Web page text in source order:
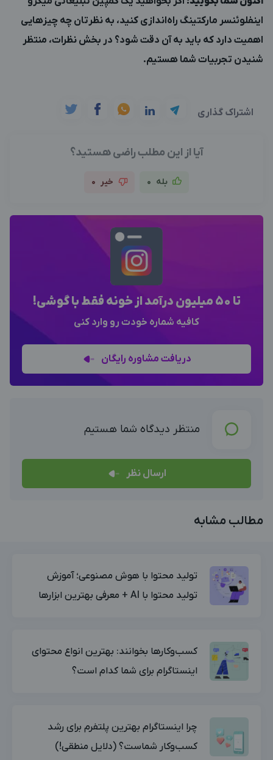
اینفلوئنسر مارکتینگ راه‌اندازی کنید، به نظرتان چه چیزهایی
اهمیت دارد که باید به آن دقت شود؟ در بخش نظرات، منتظر
شنیدن تجربیات شما هستیم.
اشتراک گذاری
آیا از این مطلب راضی هستید؟
بله 0 خیر 0
تا 50 میلیون درآمد از خونه فقط با گوشی!
کافیه شماره خودت رو وارد کنی
دریافت مشاوره رایگان
منتظر دیدگاه شما هستیم
ارسال نظر
مطالب مشابه
تولید محتوا با هوش مصنوعی؛ آموزش
تولید محتوا با AI + معرفی بهترین ابزارها
کسب‌وکارها بخوانند: بهترین انواع محتوای
اینستاگرام برای شما کدام است؟
چرا اینستاگرام بهترین پلتفرم برای رشد
کسب‌وکار شماست؟ (دلایل منطقی!)